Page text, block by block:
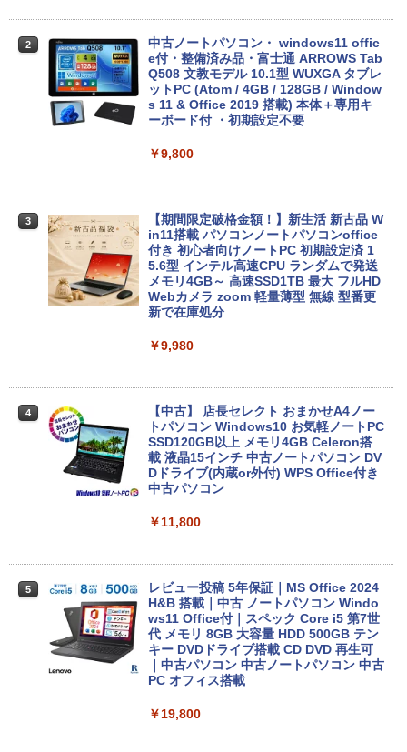
￥14,990
【2026年アップグレード版】AOKIMI ワイヤ
軽量 ブルートゥースHi-Fi 最大36時間再生 ぶ
学/WEB会議 6.0(オフホワイト)
￥2,599
Xiaomi シャオミ REDMI Buds 8 Lite ワイヤ
レスイヤホン Bluetooth 5.4 ノイズキャンセ
￥250
On My Road (Stadium ver.)
￥250
BUGS LIFE
￥250
￥1,117
強炭酸水 ペットボトル 500ミリリットル (Sm
コカ・コーラ やかんの麦茶 from 爽健美茶 ラ
ベルレス 650mlPET×24本
￥2,009
￥594
HUNTER×HUNTER モノクロ版 39 (ジャンプ
スーパーの裏でヤニ吸うふたり 9巻 (デジタル
版ビッグガンガンコミックス)
￥810
2
中古ノートパソコン・ windows11 offic
e付・整備済み品・富士通 ARROWS Tab
Q508 文教モデル 10.1型 WUXGA タブレ
ットPC (Atom / 4GB / 128GB / Window
s 11 & Office 2019 搭載) 本体＋専用キ
ーボード付 ・初期設定不要
￥9,800
3
【期間限定破格金額！】新生活 新古品 W
in11搭載 パソコンノートパソコンoffice
付き 初心者向けノートPC 初期設定済 1
5.6型 インテル高速CPU ランダムで発送
メモリ4GB～ 高速SSD1TB 最大 フルHD
Webカメラ zoom 軽量薄型 無線 型番更
新で在庫処分
￥9,980
4
【中古】 店長セレクト おまかせA4ノー
トパソコン Windows10 お気軽ノートPC
SSD120GB以上 メモリ4GB Celeron搭
載 液晶15インチ 中古ノートパソコン DV
Dドライブ(内蔵or外付) WPS Office付き
中古パソコン
￥11,800
5
レビュー投稿 5年保証｜MS Office 2024
H&B 搭載｜中古 ノートパソコン Windo
ws11 Office付｜スペック Core i5 第7世
代 メモリ 8GB 大容量 HDD 500GB テン
キー DVDドライブ搭載 CD DVD 再生可
｜中古パソコン 中古ノートパソコン 中古
PC オフィス搭載
￥19,800